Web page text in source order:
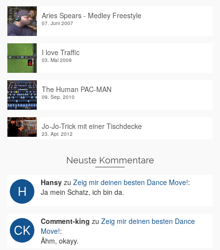
Aries Spears - Medley Freestyle
07. Juni 2007
I love Traffic
03. Mai 2009
The Human PAC-MAN
09. Sep. 2010
Jo-Jo-Trick mit einer Tischdecke
23. Apr. 2012
Neuste Kommentare
Hansy zu Zeig mir deinen besten Dance Move!:
Ja mein Schatz, ich bin da.
Comment-king zu Zeig mir deinen besten Dance
Move!:
Ähm, okayy.